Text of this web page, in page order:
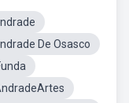
De Osasco